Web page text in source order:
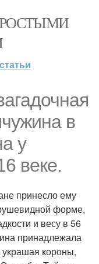
статьи
в
у
веке.
принесло ему
форме,
и весу в 56
принадлежала
короны,